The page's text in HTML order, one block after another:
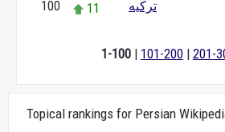
100 11 ترکیه
1-100 | 101-200 | 201-
Topical rankings for Persian